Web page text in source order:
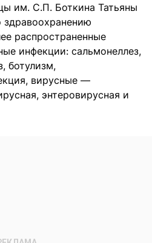
им. С.П. Боткина Татьяны
распространенные
инфекции: сальмонеллез,
ботулизм,
вирусные —
энтеровирусная и